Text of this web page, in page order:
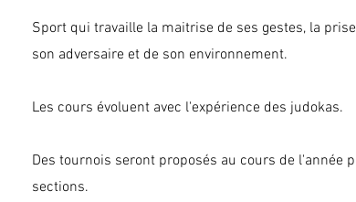
Sport qui travaille la maitrise de ses gestes, la
son adversaire et de son environnement.
Les cours évoluent avec l'expérience des judokas.
Des tournois seront proposés au cours de l'année
sections.